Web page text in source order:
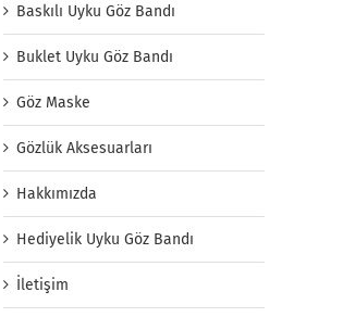
Baskılı Uyku Göz Bandı
Buklet Uyku Göz Bandı
Göz Maske
Gözlük Aksesuarları
Hakkımızda
Hediyelik Uyku Göz Bandı
İletişim